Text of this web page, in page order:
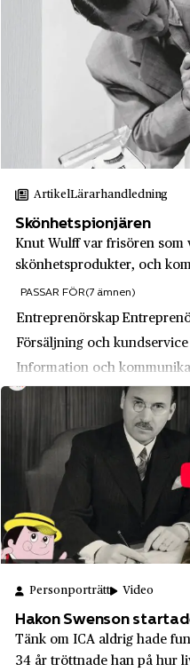
Gröna Lunds Tivoli
Gumaelius annonsbyrå
Gunnar Collijns
Gustav de Laval
Gusums Bruk
H&M
Hakonbolaget
Hammerdals
Handelsbanken
Hantverkarna
Hasselblad
Hedvig Söderström
Henkel Norden AB
Henrik Gahns AB
Hiertas bokförlag
Hogia
HSB
Hufvudstaden AB
Husqvarna
Insjön
Karlstad
Kil
Kinnarp
Kiruna
Kista
ArtikelLärarhandledning
Skönhetspionjären
Knut Wulff var frisören som
skönhetsprodukter, och
varumärket Pierre Robert
PASSAR FÖR(7 ämnen)
Entreprenörskap
Försäljning och kundservice
Information och
Praktisk marknadsföring
Personporträtt Video
Hakon Swenson
Tänk om ICA aldrig hade
34 år tröttnade han på hur